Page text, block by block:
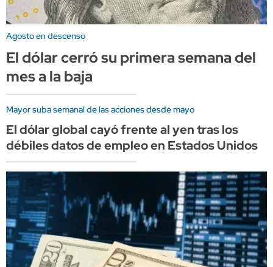
Agosto en descenso
El dólar cerró su primera semana del
mes a la baja
Mayor suba semanal de las acciones desde mayo
El dólar global cayó frente al yen tras los
débiles datos de empleo en Estados Unidos